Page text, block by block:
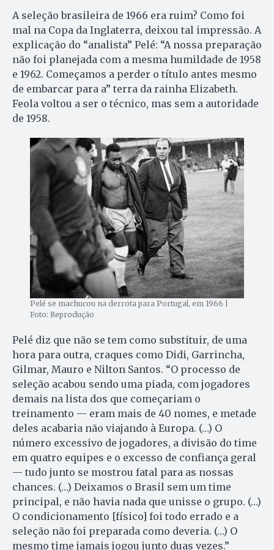
A seleção brasileira de 1966 era ruim? Como foi
mal na Copa da Inglaterra, deixou tal impressão. A
explicação do “analista” Pelé: “A nossa preparação
não foi planejada com a mesma humildade de 1958
e 1962. Começamos a perder o título antes mesmo
de embarcar para a” terra da rainha Elizabeth.
Feola voltou a ser o técnico, mas sem a autoridade
de 1958.
Pelé se machucou na derrota para Portugal, em 1966 |
Foto: Reprodução
Pelé diz que não se tem como substituir, de uma
hora para outra, craques como Didi, Garrincha,
Gilmar, Mauro e Nilton Santos. “O processo de
seleção acabou sendo uma piada, com jogadores
demais na lista dos que começariam o
treinamento — eram mais de 40 nomes, e metade
deles acabaria não viajando à Europa. (…) O
número excessivo de jogadores, a divisão do time
em quatro equipes e o excesso de confiança geral
— tudo junto se mostrou fatal para as nossas
chances. (…) Deixamos o Brasil sem um time
principal, e não havia nada que unisse o grupo. (…)
O condicionamento [físico] foi todo errado e a
seleção não foi preparada como deveria. (…) O
mesmo time jamais jogou junto duas vezes.”